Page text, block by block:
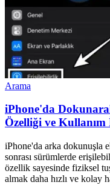
Arama
iPhone'da
Özelliği ve Kullanım
iPhone'da arka dokunuşla
sonrası sürümlerde
özellik sayesinde fiziksel
almak daha hızlı ve kolay